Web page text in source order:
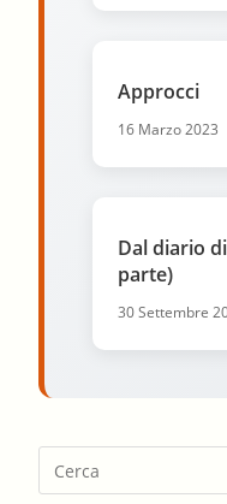
Approcci
16 Marzo 2023
Dal diario
parte)
30 Settembre